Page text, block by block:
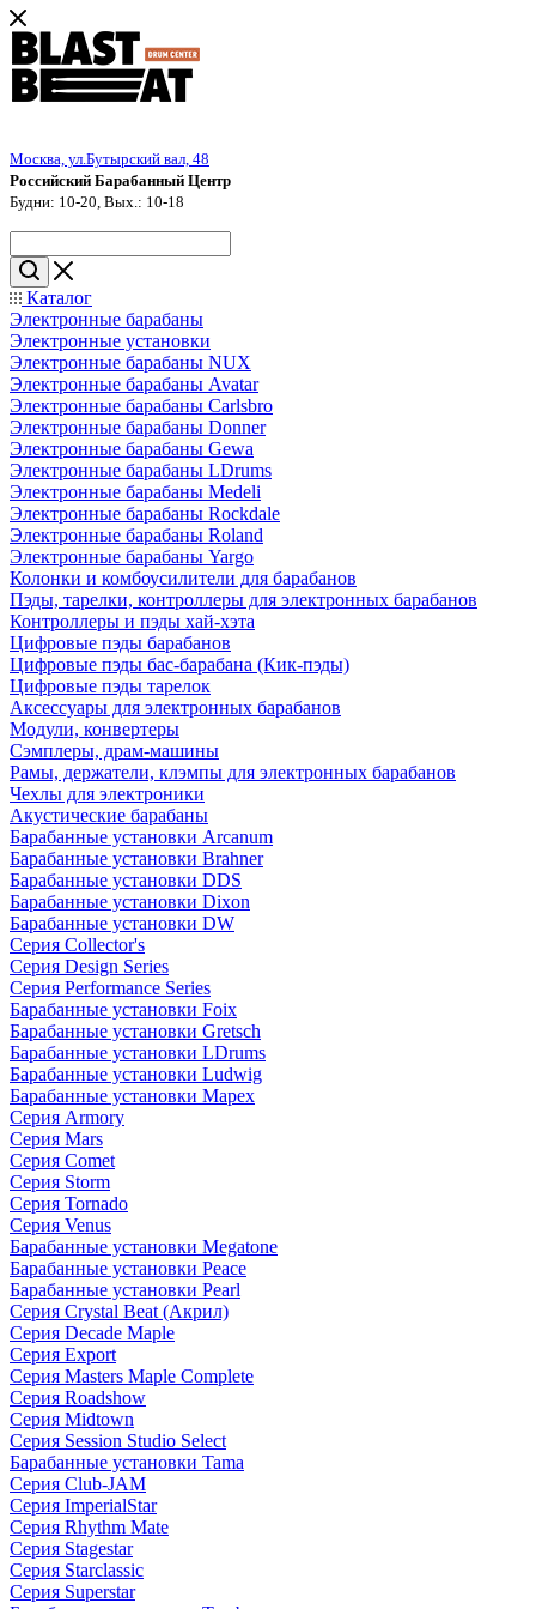
Москва, ул.Бутырский вал, 48
Российский Барабанный Центр
Будни: 10-20, Вых.: 10-18
Каталог
Электронные барабаны
Электронные установки
Электронные барабаны NUX
Электронные барабаны Avatar
Электронные барабаны Carlsbro
Электронные барабаны Donner
Электронные барабаны Gewa
Электронные барабаны LDrums
Электронные барабаны Medeli
Электронные барабаны Rockdale
Электронные барабаны Roland
Электронные барабаны Yargo
Колонки и комбоусилители для барабанов
Пэды, тарелки, контроллеры для электронных барабанов
Контроллеры и пэды хай-хэта
Цифровые пэды барабанов
Цифровые пэды бас-барабана (Кик-пэды)
Цифровые пэды тарелок
Аксессуары для электронных барабанов
Модули, конвертеры
Сэмплеры, драм-машины
Рамы, держатели, клэмпы для электронных барабанов
Чехлы для электроники
Акустические барабаны
Барабанные установки Arcanum
Барабанные установки Brahner
Барабанные установки DDS
Барабанные установки Dixon
Барабанные установки DW
Серия Collector's
Серия Design Series
Серия Performance Series
Барабанные установки Foix
Барабанные установки Gretsch
Барабанные установки LDrums
Барабанные установки Ludwig
Барабанные установки Mapex
Серия Armory
Серия Mars
Серия Comet
Серия Storm
Серия Tornado
Серия Venus
Барабанные установки Megatone
Барабанные установки Peace
Барабанные установки Pearl
Серия Crystal Beat (Акрил)
Серия Decade Maple
Серия Export
Серия Masters Maple Complete
Серия Roadshow
Серия Midtown
Серия Session Studio Select
Барабанные установки Tama
Серия Club-JAM
Серия ImperialStar
Серия Rhythm Mate
Серия Stagestar
Серия Starclassic
Серия Superstar